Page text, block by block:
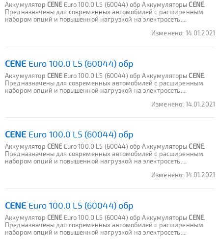
Аккумулятор CENE Euro 100.0 L5 (60044) обр АккумуляторыCENE
Предназначены для современных автомобилей с расширенным
набором опций и повышенной нагрузкой на электросеть....
Изменено: 14.01.2021
CENE Euro 100.0 L5 (60044) обр
Аккумулятор CENE Euro 100.0 L5 (60044) обр АккумуляторыCENE
Предназначены для современных автомобилей с расширенным
набором опций и повышенной нагрузкой на электросеть....
Изменено: 14.01.2021
CENE Euro 100.0 L5 (60044) обр
Аккумулятор CENE Euro 100.0 L5 (60044) обр АккумуляторыCENE
Предназначены для современных автомобилей с расширенным
набором опций и повышенной нагрузкой на электросеть....
Изменено: 14.01.2021
CENE Euro 100.0 L5 (60044) обр
Аккумулятор CENE Euro 100.0 L5 (60044) обр АккумуляторыCENE
Предназначены для современных автомобилей с расширенным
набором опций и повышенной нагрузкой на электросеть....